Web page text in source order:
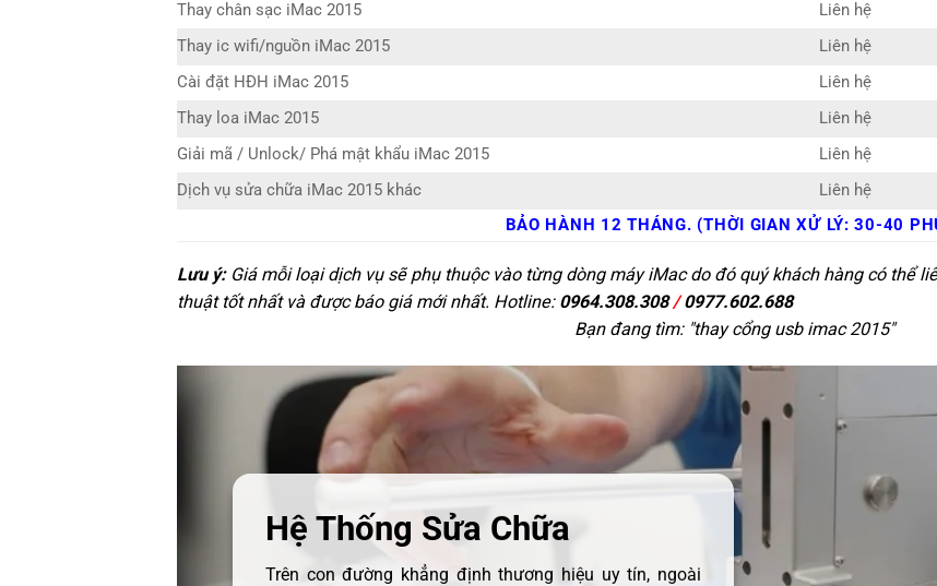
Thay chân sạc iMac 2015
Liên hệ
Thay ic wifi/nguồn iMac 2015
Liên hệ
Cài đặt HĐH iMac 2015
Liên hệ
Thay loa iMac 2015
Liên hệ
Giải mã / Unlock/ Phá mật khẩu iMac 2015
Liên hệ
Dịch vụ sửa chữa iMac 2015 khác
Liên hệ
BẢO HÀNH 12 THÁNG. (THỜI GIAN XỬ LÝ: 30-40
Lưu ý:Giá mỗi loại dịch vụ sẽ phụ thuộc vào từng dòng máy iMac do đó quý khách hàng có thể
thuật tốt nhất và được báo giá mới nhất. Hotline: 0964.308.308/0977.602.688
Bạn đang tìm: "thay cổng usb imac 2015"
Hệ Thống Sửa Chữa
Trên con đường khẳng định thương hiệu uy tín, ngoài